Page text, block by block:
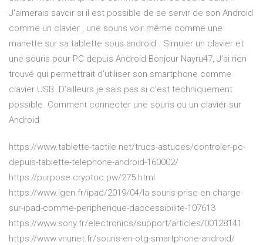
J'aimerais savoir si il est possible de se servir de son Android
comme un clavier , une souris voir même comme une
manette sur sa tablette sous android.. Simuler un clavier et
une souris pour PC depuis Android Bonjour Nayru47, J’ai rien
trouvé qui permettrait d’utiliser son smartphone comme
clavier USB. D’ailleurs je sais pas si c’est techniquement
possible. Comment connecter une souris ou un clavier sur
Android
https://www.tablette-tactile.net/trucs-astuces/controler-pc-
depuis-tablette-telephone-android-160002/
https://purpose.cryptoc.pw/275.html
https://www.igen.fr/ipad/2019/04/la-souris-prise-en-charge-
sur-ipad-comme-peripherique-daccessibilite-107613
https://www.sony.fr/electronics/support/articles/00128141
https://www.vnunet.fr/souris-en-otg-smartphone-android/